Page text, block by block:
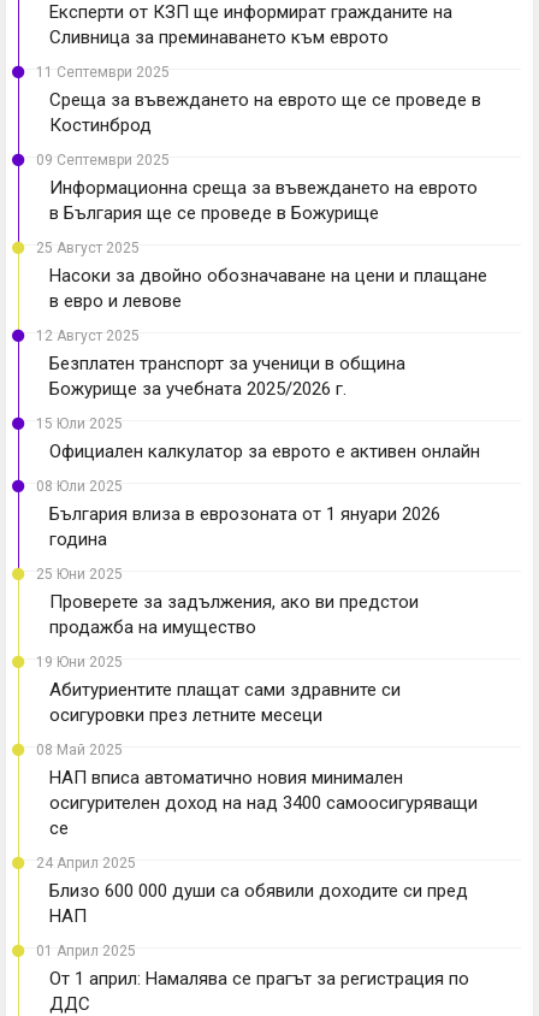
Експерти от КЗП ще информират гражданите на
Сливница за преминаването към еврото
11 Септември 2025
Среща за въвеждането на еврото ще се проведе в
Костинброд
09 Септември 2025
Информационна среща за въвеждането на еврото
в България ще се проведе в Божурище
25 Август 2025
Насоки за двойно обозначаване на цени и плащане
в евро и левове
12 Август 2025
Безплатен транспорт за ученици в община
Божурище за учебната 2025/2026 г.
15 Юли 2025
Официален калкулатор за еврото е активен онлайн
08 Юли 2025
България влиза в еврозоната от 1 януари 2026
година
25 Юни 2025
Проверете за задължения, ако ви предстои
продажба на имущество
19 Юни 2025
Абитуриентите плащат сами здравните си
осигуровки през летните месеци
08 Май 2025
НАП вписа автоматично новия минимален
осигурителен доход на над 3400 самоосигуряващи
се
24 Април 2025
Близо 600 000 души са обявили доходите си пред
НАП
01 Април 2025
От 1 април: Намалява се прагът за регистрация по
ДДС